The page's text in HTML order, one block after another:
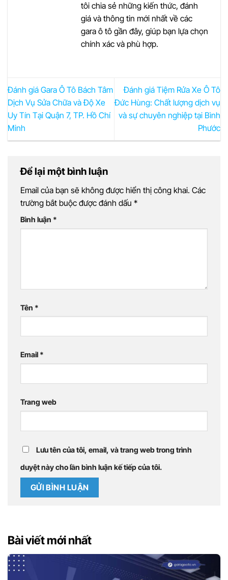
tôi chia sẻ những kiến thức, đánh
giá và thông tin mới nhất về các
gara ô tô gần đây, giúp bạn lựa chọn
chính xác và phù hợp.
Đánh giá Gara Ô Tô Bách Tâm
Dịch Vụ Sửa Chữa và Độ Xe
Uy Tín Tại Quận 7, TP. Hồ Chí
Minh
Đánh giá Tiệm Rửa Xe Ô Tô
Đức Hùng: Chất lượng dịch vụ
và sự chuyên nghiệp tại Bình
Phước
Để lại một bình luận
Email của bạn sẽ không được hiển thị công khai. Các
trường bắt buộc được đánh dấu *
Bình luận *
Tên *
Email *
Trang web
Lưu tên của tôi, email, và trang web trong trình
duyệt này cho lần bình luận kế tiếp của tôi.
Bài viết mới nhất